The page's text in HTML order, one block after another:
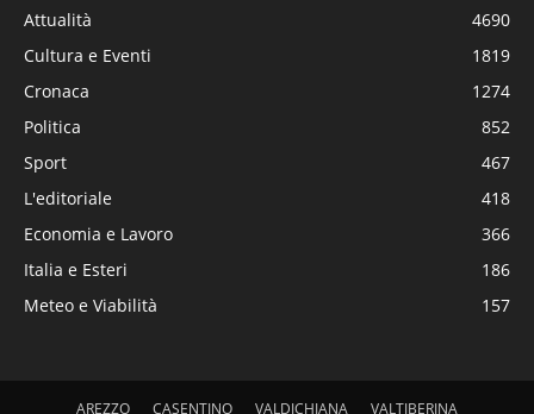
Attualità
4690
Cultura e Eventi
1819
Cronaca
1274
Politica
852
Sport
467
L'editoriale
418
Economia e Lavoro
366
Italia e Esteri
186
Meteo e Viabilità
157
AREZZO CASENTINO VALDICHIANA VALTIBERINA